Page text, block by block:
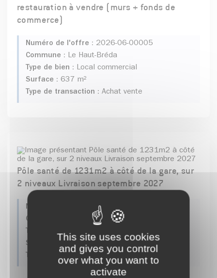
This site uses cookies
and gives you control
over what you want to
activate
restauration à vendre (murs + fonds de
commerce)
Numéro de l'offre : 2026-06-00005
Commune : Le Haut-Bréda
Type de bien : Local commercial
Surface : 637 m²
Type de transaction : Achat vente
Pôle santé de 1231m2 à côté de la gare, sur
2 niveaux Livraison septembre 2027
Numéro de l'offre :
2026-06-00002
Commune :
Pontcharra
Type de bien :
Bureaux
Surface :
20 m²
Type de transaction :
Achat vente, Location